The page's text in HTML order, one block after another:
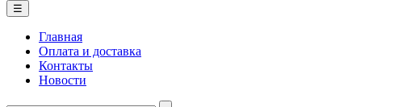
☰
Главная
Оплата и доставка
Контакты
Новости